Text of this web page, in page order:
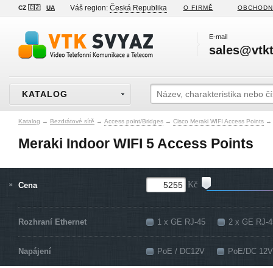
CZ 🇨🇿 UA Váš region: Česká Republika O FIRMĚ
E-mail
KATALOG
Katalog → Bezdrátové sítě → Access point/Bridges → Cisco Meraki WIFI Access Points →
Meraki Indoor WIFI 5 Access Points
Cena Kč
Rozhraní Ethernet 1 x GE RJ-45 2 x GE RJ-
Napájení PoE / DC12V PoE/DC 12V